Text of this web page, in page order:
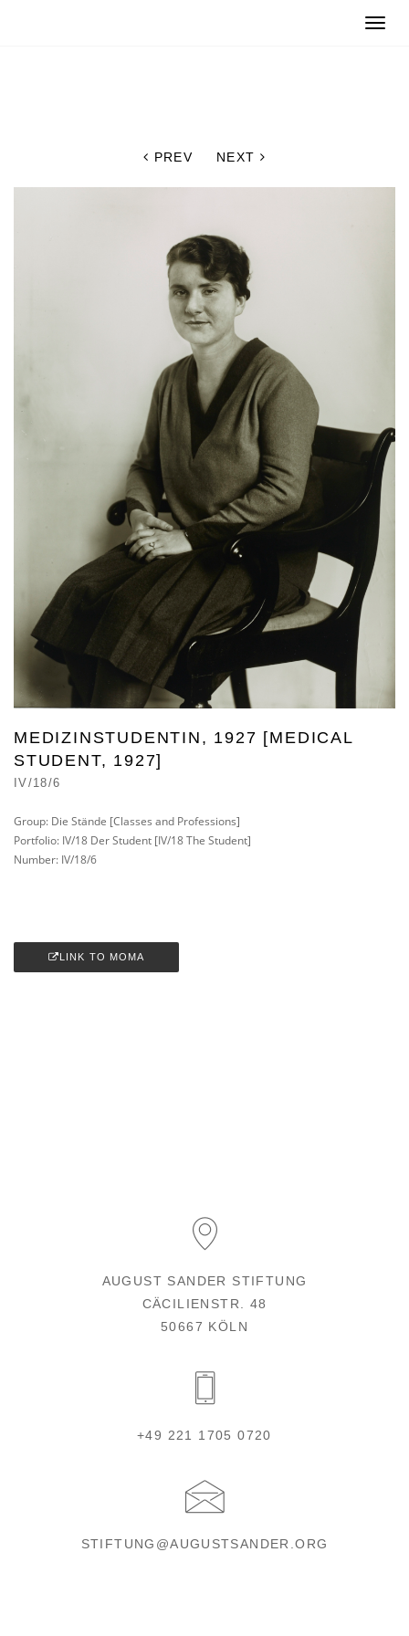
Toggle
PREV NEXT
MEDIZINSTUDENTIN, 1927 [MEDICAL
STUDENT, 1927]
IV/18/6
Group: Die Stände [Classes and Professions]
Portfolio: IV/18 Der Student [IV/18 The Student]
Number: IV/18/6
LINK TO MOMA
AUGUST SANDER STIFTUNG
CÄCILIENSTR. 48
50667 KÖLN
+49 221 1705 0720
STIFTUNG@AUGUSTSANDER.ORG